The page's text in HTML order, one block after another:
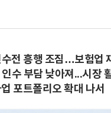
전 흥행 조짐…보험업
수 부담 낮아져...시장
포트폴리오 확대 나서